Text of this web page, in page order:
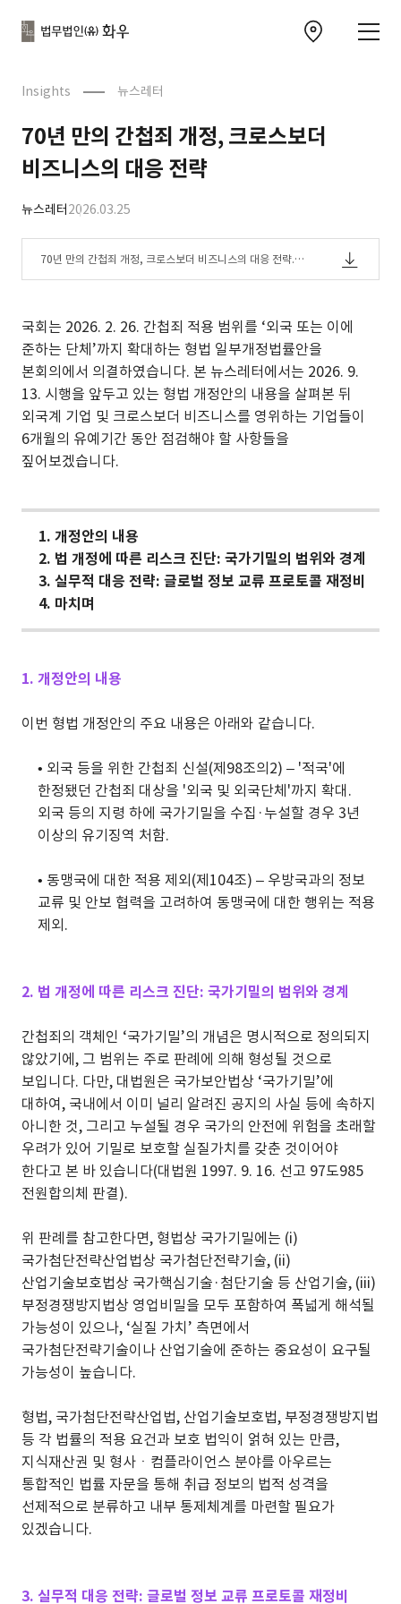
Insights 뉴스레터
70년 만의 간첩죄 개정, 크로스보더
비즈니스의 대응 전략
뉴스레터2026.03.25
70년 만의 간첩죄 개정, 크로스보더 비즈니스의 대응 전략.pd
f
국회는 2026. 2. 26. 간첩죄 적용 범위를 ‘외국 또는 이에
준하는 단체’까지 확대하는 형법 일부개정법률안을
본회의에서 의결하였습니다. 본 뉴스레터에서는 2026. 9.
13. 시행을 앞두고 있는 형법 개정안의 내용을 살펴본 뒤
외국계 기업 및 크로스보더 비즈니스를 영위하는 기업들이
6개월의 유예기간 동안 점검해야 할 사항들을
짚어보겠습니다.
1. 개정안의 내용
2. 법 개정에 따른 리스크 진단: 국가기밀의 범위와 경계
3. 실무적 대응 전략: 글로벌 정보 교류 프로토콜 재정비
4. 마치며
1. 개정안의 내용
이번 형법 개정안의 주요 내용은 아래와 같습니다.
• 외국 등을 위한 간첩죄 신설(제98조의2) – '적국'에
한정됐던 간첩죄 대상을 '외국 및 외국단체'까지 확대.
외국 등의 지령 하에 국가기밀을 수집·누설할 경우 3년
이상의 유기징역 처함.
• 동맹국에 대한 적용 제외(제104조) – 우방국과의 정보
교류 및 안보 협력을 고려하여 동맹국에 대한 행위는 적용
제외.
2. 법 개정에 따른 리스크 진단: 국가기밀의 범위와 경계
간첩죄의 객체인 ‘국가기밀’의 개념은 명시적으로 정의되지
않았기에, 그 범위는 주로 판례에 의해 형성될 것으로
보입니다. 다만, 대법원은 국가보안법상 ‘국가기밀’에
대하여, 국내에서 이미 널리 알려진 공지의 사실 등에 속하지
아니한 것, 그리고 누설될 경우 국가의 안전에 위험을 초래할
우려가 있어 기밀로 보호할 실질가치를 갖춘 것이어야
한다고 본 바 있습니다(대법원 1997. 9. 16. 선고 97도985
전원합의체 판결).
위 판례를 참고한다면, 형법상 국가기밀에는 (i)
국가첨단전략산업법상 국가첨단전략기술, (ii)
산업기술보호법상 국가핵심기술·첨단기술 등 산업기술, (iii)
부정경쟁방지법상 영업비밀을 모두 포함하여 폭넓게 해석될
가능성이 있으나, ‘실질 가치’ 측면에서
국가첨단전략기술이나 산업기술에 준하는 중요성이 요구될
가능성이 높습니다.
형법, 국가첨단전략산업법, 산업기술보호법, 부정경쟁방지법
등 각 법률의 적용 요건과 보호 법익이 얽혀 있는 만큼,
지식재산권 및 형사ㆍ컴플라이언스 분야를 아우르는
통합적인 법률 자문을 통해 취급 정보의 법적 성격을
선제적으로 분류하고 내부 통제체계를 마련할 필요가
있겠습니다.
3. 실무적 대응 전략: 글로벌 정보 교류 프로토콜 재정비